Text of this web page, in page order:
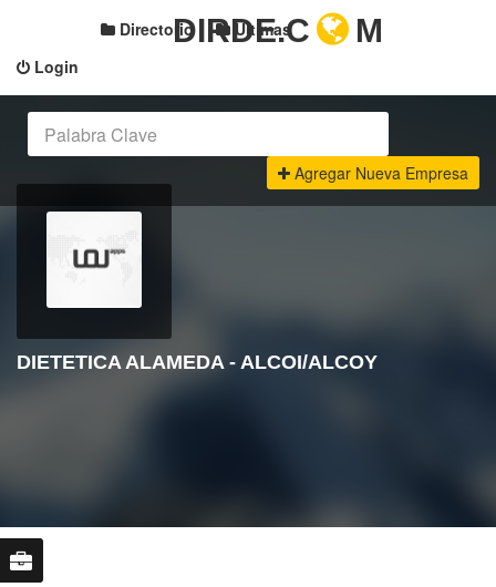
Login
Directorio Últimas
DIRDE.C M
Agregar Nueva Empresa
DIETETICA ALAMEDA - ALCOI/ALCOY